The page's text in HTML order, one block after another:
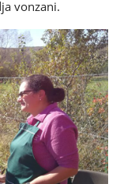
vonzani.